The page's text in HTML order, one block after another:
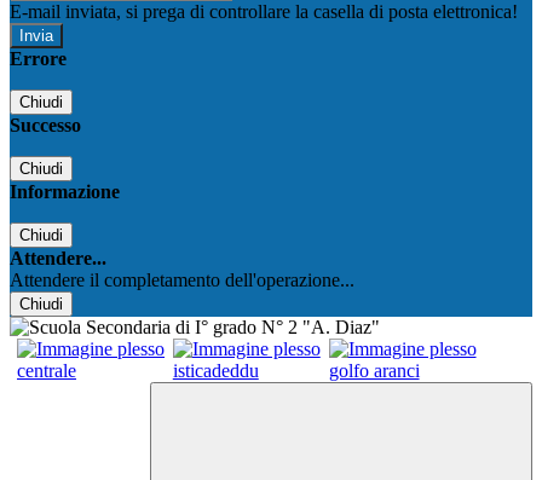
E-mail inviata, si prega di controllare la casella di posta elettronica!
Errore
Chiudi
Successo
Chiudi
Informazione
Chiudi
Attendere...
Attendere il completamento dell'operazione...
Chiudi